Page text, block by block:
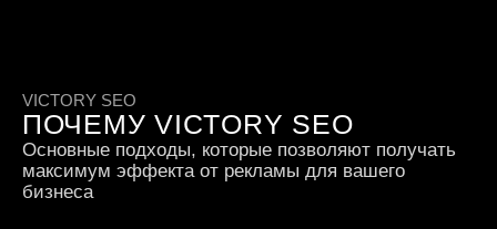
VICTORY SEO
ПОЧЕМУ VICTORY SEO
Основные подходы, которые позволяют получать
максимум эффекта от рекламы для вашего
бизнеса